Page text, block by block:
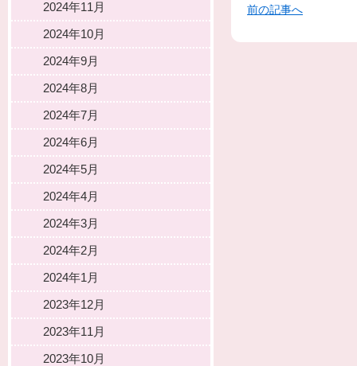
前の記事へ
2024年11月
2024年10月
2024年9月
2024年8月
2024年7月
2024年6月
2024年5月
2024年4月
2024年3月
2024年2月
2024年1月
2023年12月
2023年11月
2023年10月